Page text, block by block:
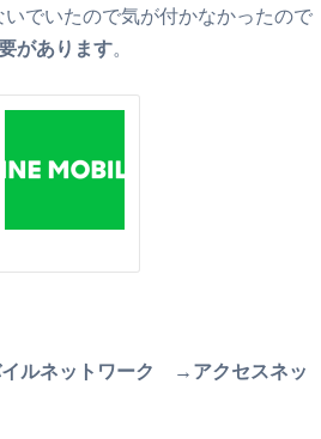
でいたので気が付かなかったので
があります。
ネットワーク →アクセスネッ